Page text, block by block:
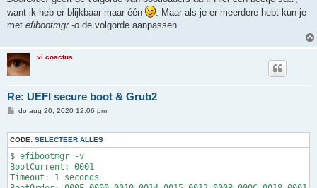
want ik heb er blijkbaar maar één
. Maar als je er meerdere hebt kun je
met efibootmgr -o de volgorde aanpassen.
vi coactus
Re: UEFI secure boot & Grub2
B
i
c
do aug 20, 2020 12:06 pm
CODE: SELECTEER ALLES
$ efibootmgr -v
BootCurrent: 0001
Timeout: 1 seconds